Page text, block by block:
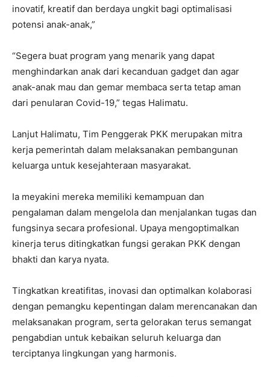
inovatif, kreatif dan berdaya ungkit bagi optimalisasi
potensi anak-anak,”
“Segera buat program yang menarik yang dapat
menghindarkan anak dari kecanduan gadget dan agar
anak-anak mau dan gemar membaca serta tetap aman
dari penularan Covid-19,” tegas Halimatu.
Lanjut Halimatu, Tim Penggerak PKK merupakan mitra
kerja pemerintah dalam melaksanakan pembangunan
keluarga untuk kesejahteraan masyarakat.
Ia meyakini mereka memiliki kemampuan dan
pengalaman dalam mengelola dan menjalankan tugas dan
fungsinya secara profesional. Upaya mengoptimalkan
kinerja terus ditingkatkan fungsi gerakan PKK dengan
bhakti dan karya nyata.
Tingkatkan kreatifitas, inovasi dan optimalkan kolaborasi
dengan pemangku kepentingan dalam merencanakan dan
melaksanakan program, serta gelorakan terus semangat
pengabdian untuk kebaikan seluruh keluarga dan
terciptanya lingkungan yang harmonis.